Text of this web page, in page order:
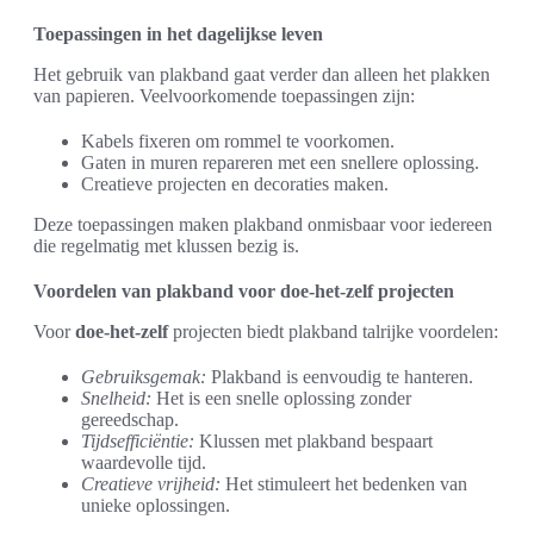
Toepassingen in het dagelijkse leven
Het gebruik van plakband gaat verder dan alleen het plakken
van papieren. Veelvoorkomende toepassingen zijn:
Kabels fixeren om rommel te voorkomen.
Gaten in muren repareren met een snellere oplossing.
Creatieve projecten en decoraties maken.
Deze toepassingen maken plakband onmisbaar voor iedereen
die regelmatig met klussen bezig is.
Voordelen van plakband voor doe-het-zelf projecten
Voordoe-het-zelfprojecten biedt plakband talrijke voordelen:
Gebruiksgemak: Plakband is eenvoudig te hanteren.
Snelheid: Het is een snelle oplossing zonder
gereedschap.
Tijdsefficiëntie: Klussen met plakband bespaart
waardevolle tijd.
Creatieve vrijheid: Het stimuleert het bedenken van
unieke oplossingen.